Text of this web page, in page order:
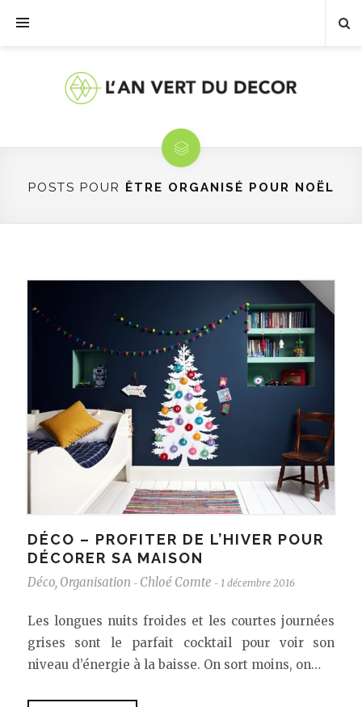
POSTS POUR ÊTRE ORGANISÉ POUR NOËL
DÉCO – PROFITER DE L’HIVER POUR
DÉCORER SA MAISON
Déco, Organisation - Chloé Comte - 1 décembre 2016
Les longues nuits froides et les courtes journées
grises sont le parfait cocktail pour voir son
niveau d’énergie à la baisse. On sort moins, on…